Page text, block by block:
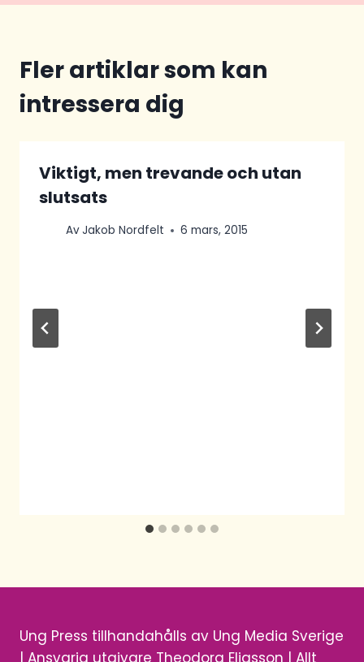
Fler artiklar som kan
intressera dig
Viktigt, men trevande och utan
slutsats
AvJakob Nordfelt 6 mars, 2015
Ung Press tillhandahålls av Ung Media Sverige